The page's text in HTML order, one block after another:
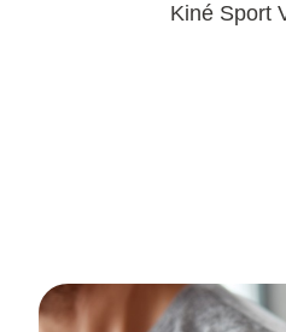
Kiné Sport